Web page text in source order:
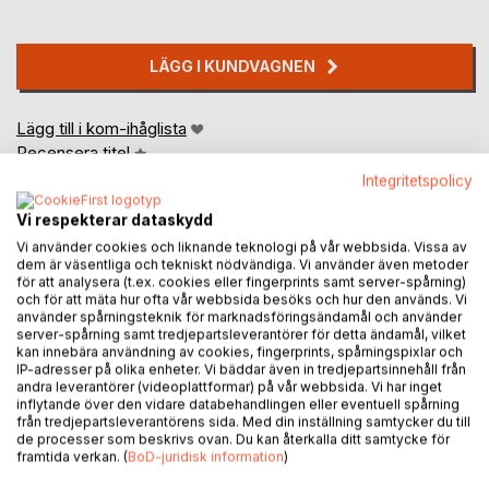
LÄGG I KUNDVAGNEN
Lägg till i kom-ihåglista
Recensera titel
BESKRIVNING
Den här boken skrevs i tre delar som alla är med i denna
samlingspocket, nu för första gången på Svenska.
Del 1
Integritetspolicy
Vi respekterar dataskydd
Vi använder cookies och liknande teknologi på vår webbsida. Vissa av
dem är väsentliga och tekniskt nödvändiga. Vi använder även metoder
för att analysera (t.ex. cookies eller fingerprints samt server-spårning)
och för att mäta hur ofta vår webbsida besöks och hur den används. Vi
använder spårningsteknik för marknadsföringsändamål och använder
server-spårning samt tredjepartsleverantörer för detta ändamål, vilket
kan innebära användning av cookies, fingerprints, spårningspixlar och
IP-adresser på olika enheter. Vi bäddar även in tredjepartsinnehåll från
andra leverantörer (videoplattformar) på vår webbsida. Vi har inget
inflytande över den vidare databehandlingen eller eventuell spårning
från tredjepartsleverantörens sida. Med din inställning samtycker du till
de processer som beskrivs ovan. Du kan återkalla ditt samtycke för
framtida verkan. (BoD-juridisk information)